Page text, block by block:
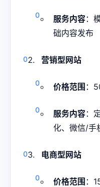
服务内容：
础内容发布
营销型网站
价格范围 ：
服务内容：
化、微信/手
电商型网站
价格范围 ：